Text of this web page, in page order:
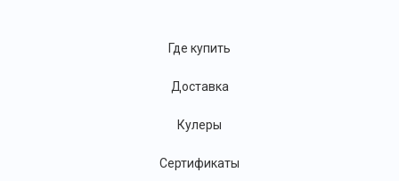
Доставка
Кулеры
Где купить
Сертификаты